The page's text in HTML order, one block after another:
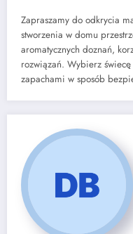
Zapraszamy do odkrycia
stworzenia w domu
aromatycznych doznań,
rozwiązań. Wybierz
zapachami w sposób